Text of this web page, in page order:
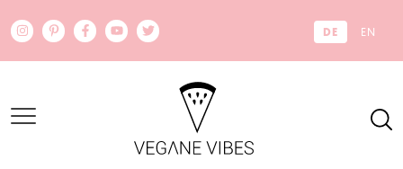
DE EN